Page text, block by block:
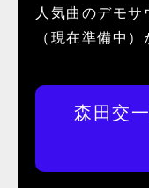
人気曲のデモ
（現在準備中
森田交